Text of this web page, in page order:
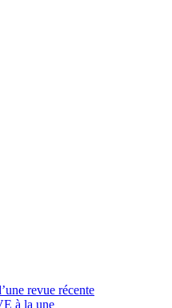
revue récente
à la une